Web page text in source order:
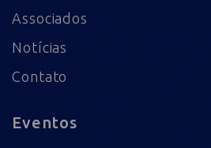
Associados
Notícias
Contato
Eventos